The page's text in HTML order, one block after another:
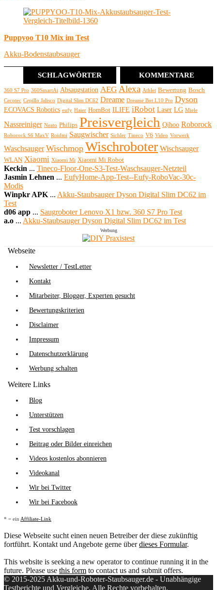
Puppyoo T10 Mix im Test
Akku-Bodenstaubsauger
SCHLAGWÖRTER KOMMENTARE
360 S7 Pro 360SmartAi Absaugstation AEG Alexa Athlet Bewertung Bosch
Cecotec Cepillo Jalisco Digital Slim DC62 Dreame Dreame Bot L10 Pro Dyson
ECOVACS Robotics eufy Haier HomBot ILIFE iRobot Laser LG Miele
Nassreiniger Neato Philips Preisvergleich Qihoo Roborock
Roborock S6 MaxV Roidmi Saugwischer Sichler Tineco V6 Video Vorwerk
Waschsauger Wischmop Wischroboter Wischsauger
WLAN Xiaomi Xiaomi Mi Xiaomi Mi Robot
Keckin ... Tineco-Floor-One-S3-Test-Waschsauger-Netzteil
Jasmin Lehnen ... EufyHome-App-Test--Eufy-RoboVac-30c-
Modis
Winpkr APK ... Akku-Staubsauger Dyson Digital Slim DC62 im
Test
d06 app ... Saugroboter Lenovo X1 bzw. 360 S7 Pro Test
a.o ... Akku-Staubsauger Dyson Digital Slim DC62 im Test
Werbung
Webseite
Newsletter / TestLetter
Kontakt
Mitarbeiter, Blogger, Experten gesucht
Bewertungskriterien
Disclaimer
Impressum
Datenschutzerklärung
Werbung schalten
Weitere Links
Blog
Unterstützen
Test vorschlagen
Beitrag oder Bilder einreichen
Videos kostenlos abonnieren
Videokanal
Wir bei Twitter
Wir bei Facebook
* = ein Affiliate-Link
Diese Webseite sucht einen neuen Betreiber der diese zukünftig
fortführt. Kontakt und Angebote gerne überdieses Formular.
This website is seeking a new operator to continue running it in the
future. Please use this form to contact us and submit offers.
© 2015-2025 Akku-und-Roboter-Staubsauger.de - Unabhängige
Testberichte und Vergleiche. Alle Rechte vorbehalten.